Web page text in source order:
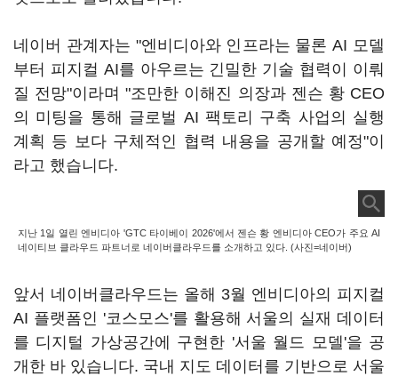
네이버 관계자는 "엔비디아와 인프라는 물론 AI 모델
부터 피지컬 AI를 아우르는 긴밀한 기술 협력이 이뤄
질 전망"이라며 "조만한 이해진 의장과 젠슨 황 CEO
의 미팅을 통해 글로벌 AI 팩토리 구축 사업의 실행
계획 등 보다 구체적인 협력 내용을 공개할 예정"이
라고 했습니다.
지난 1일 열린 엔비디아 'GTC 타이베이 2026'에서 젠슨 황 엔비디아 CEO가 주요 AI
네이티브 클라우드 파트너로 네이버클라우드를 소개하고 있다. (사진=네이버)
앞서 네이버클라우드는 올해 3월 엔비디아의 피지컬
AI 플랫폼인 '코스모스'를 활용해 서울의 실재 데이터
를 디지털 가상공간에 구현한 '서울 월드 모델'을 공
개한 바 있습니다. 국내 지도 데이터를 기반으로 서울